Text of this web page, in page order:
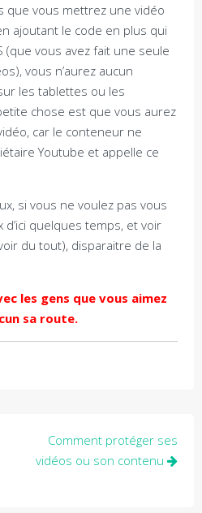
que vous mettrez une vidéo
ajoutant le code en plus qui
(que vous avez fait une seule
vous n’aurez aucun
les tablettes ou les
chose est que vous aurez
car le conteneur ne
Youtube et appelle ce
si vous ne voulez pas vous
quelques temps, et voir
du tout), disparaitre de la
les gens que vous aimez
sa route.
Comment protéger ses
vidéos ou son contenu